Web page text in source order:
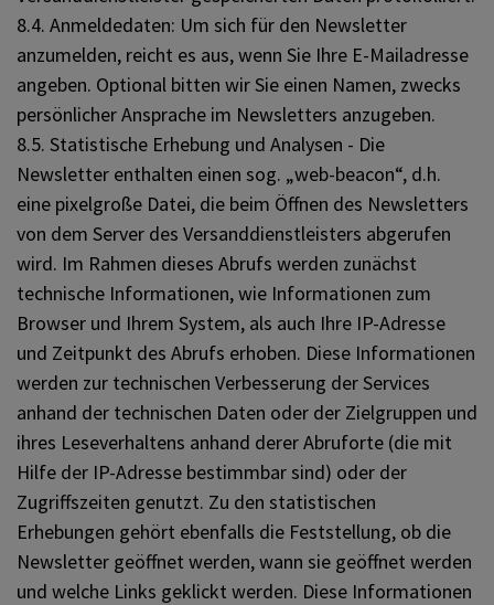
8.4. Anmeldedaten: Um sich für den Newsletter
anzumelden, reicht es aus, wenn Sie Ihre E-Mailadresse
angeben. Optional bitten wir Sie einen Namen, zwecks
persönlicher Ansprache im Newsletters anzugeben.
8.5. Statistische Erhebung und Analysen - Die
Newsletter enthalten einen sog. „web-beacon“, d.h.
eine pixelgroße Datei, die beim Öffnen des Newsletters
von dem Server des Versanddienstleisters abgerufen
wird. Im Rahmen dieses Abrufs werden zunächst
technische Informationen, wie Informationen zum
Browser und Ihrem System, als auch Ihre IP-Adresse
und Zeitpunkt des Abrufs erhoben. Diese Informationen
werden zur technischen Verbesserung der Services
anhand der technischen Daten oder der Zielgruppen und
ihres Leseverhaltens anhand derer Abruforte (die mit
Hilfe der IP-Adresse bestimmbar sind) oder der
Zugriffszeiten genutzt. Zu den statistischen
Erhebungen gehört ebenfalls die Feststellung, ob die
Newsletter geöffnet werden, wann sie geöffnet werden
und welche Links geklickt werden. Diese Informationen